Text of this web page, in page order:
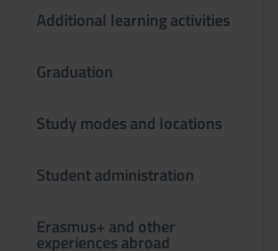
Additional learning activities
Graduation
Study modes and locations
Student administration
Erasmus+ and other
experiences abroad